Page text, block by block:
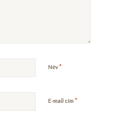
Név*
E-mail cím *